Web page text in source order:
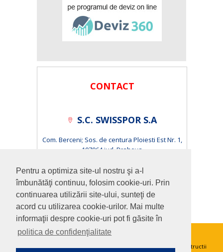
Pentru a optimiza site-ul nostru şi a-l
îmbunătăţi continuu, folosim cookie-uri. Prin
continuarea utilizării site-ului, sunteţi de
acord cu utilizarea cookie-urilor. Mai multe
informaţii despre cookie-uri pot fi găsite în
politica de confidenţialitate
CONTACT
S.C. SWISSPOR S.A
Com. Berceni; Sos. de centura Ploiesti Est Nr. 1,
107064 jud. Prahova
S.C. ISOPOR S.R.L.
Cluj-Napoca, Calea Baciului, Nr.1-3 400230 jud. Cluj
Copyright © 2015 Swisspor Romania |
Amorse speciale pentru pregatirea optima a suprafetelor in constructii